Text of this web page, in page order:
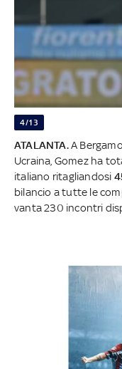
4/13
ATALANTA.A
Ucraina, Gomez ha
italiano ritagliandosi
bilancio a tutte le
vanta 230 incontri